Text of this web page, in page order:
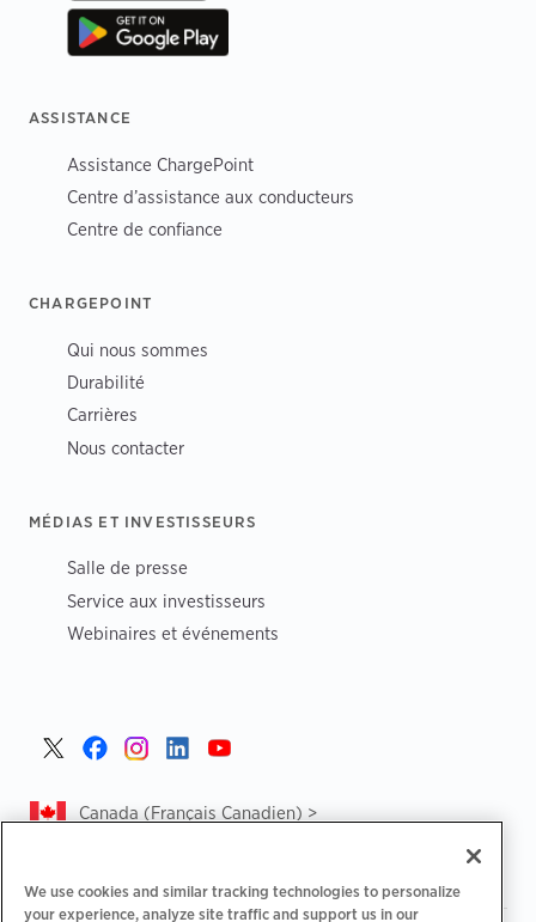
ASSISTANCE
Assistance ChargePoint
Centre d’assistance aux conducteurs
Centre de confiance
CHARGEPOINT
Qui nous sommes
Durabilité
Carrières
Nous contacter
MÉDIAS ET INVESTISSEURS
Salle de presse
Service aux investisseurs
Webinaires et événements
Canada (Français Canadien) >
We use cookies and similar tracking technologies to personalize
your experience, analyze site traffic and support us in our